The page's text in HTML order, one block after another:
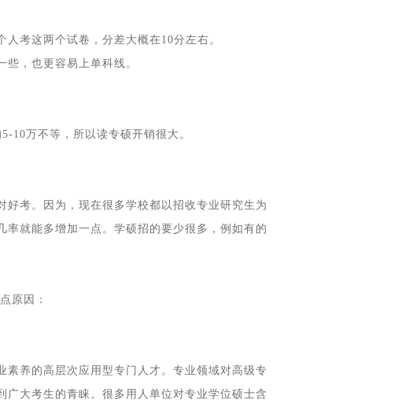
考这两个试卷，分差大概在10分左右。
，也更容易上单科线。
10万不等，所以读专硕开销很大。
考。因为，现在很多学校都以招收专业研究生为
就能多增加一点。学硕招的要少很多，例如有的
原因：
养的高层次应用型专门人才。专业领域对高级专
大考生的青睐。很多用人单位对专业学位硕士含